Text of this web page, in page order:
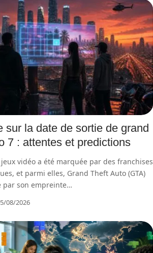
sur la date de sortie de grand
7 : attentes et predictions
jeux vidéo a été marquée par des franchises
et parmi elles, Grand Theft Auto (GTA)
par son empreinte…
08/2026